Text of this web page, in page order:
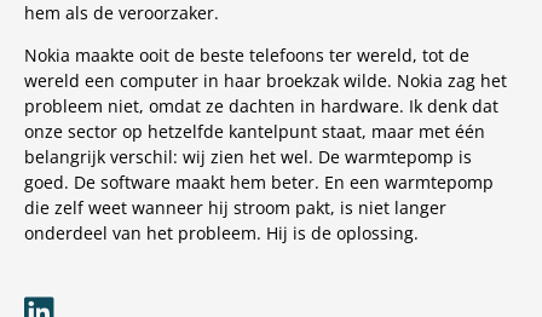
hem als de veroorzaker.
Nokia maakte ooit de beste telefoons ter wereld, tot de
wereld een computer in haar broekzak wilde. Nokia zag het
probleem niet, omdat ze dachten in hardware. Ik denk dat
onze sector op hetzelfde kantelpunt staat, maar met één
belangrijk verschil: wij zien het wel. De warmtepomp is
goed. De software maakt hem beter. En een warmtepomp
die zelf weet wanneer hij stroom pakt, is niet langer
onderdeel van het probleem. Hij is de oplossing.